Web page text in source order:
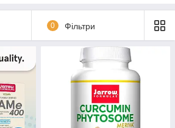
Industries Inc. Під час
враховуються нові результати
міжнародні вимоги, що сприяє
винятковій якості продукції.
0 Фільтри